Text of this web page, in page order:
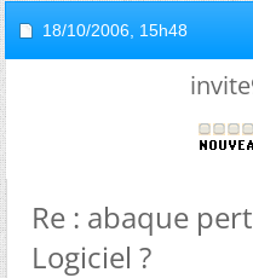
18/10/2006, 15h48
Re : abaque
Logiciel ?